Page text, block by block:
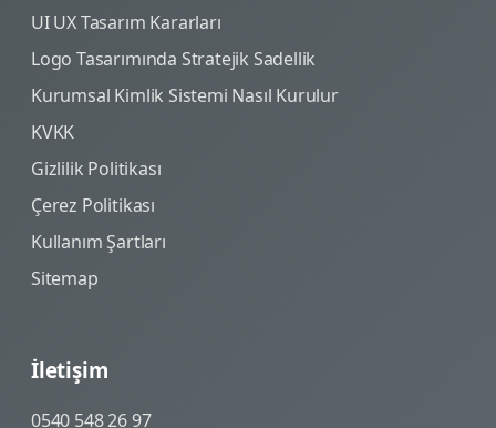
UI UX Tasarım Kararları
Logo Tasarımında Stratejik Sadellik
Kurumsal Kimlik Sistemi Nasıl Kurulur
KVKK
Gizlilik Politikası
Çerez Politikası
Kullanım Şartları
Sitemap
İletişim
0540 548 26 97